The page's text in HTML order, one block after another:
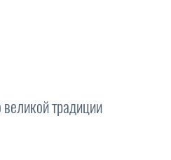
традиции